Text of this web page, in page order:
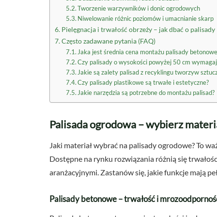
Tworzenie warzywników i donic ogrodowych
Niwelowanie różnic poziomów i umacnianie skarp
Pielęgnacja i trwałość obrzeży – jak dbać o palisady
Często zadawane pytania (FAQ)
Jaka jest średnia cena montażu palisady
Czy palisady o wysokości powyżej 50 cm
Jakie są zalety palisad z recyklingu tworzyw
Czy palisady plastikowe są trwałe i estetyczne?
Jakie narzędzia są potrzebne do montażu palisad?
Palisada ogrodowa – wybierz
Jaki materiał wybrać na palisady ogrodowe? To
Dostępne na rynku rozwiązania różnią się
aranżacyjnymi. Zastanów się, jakie funkcje mają
Palisady betonowe – trwałość i